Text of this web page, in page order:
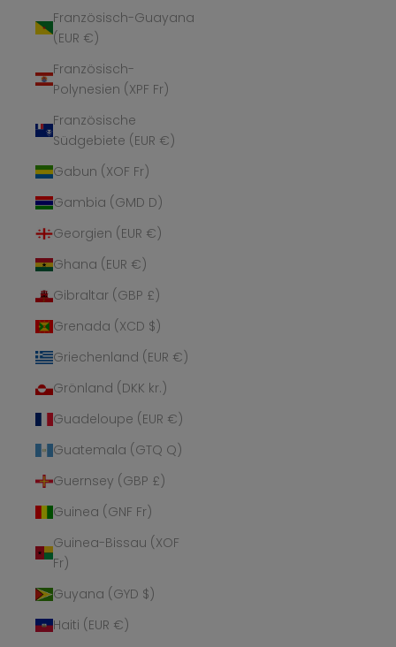
Französisch-Guayana
(EUR €)
Französisch-
Polynesien (XPF Fr)
Französische
Südgebiete (EUR €)
Gabun (XOF Fr)
Gambia (GMD D)
Georgien (EUR €)
Ghana (EUR €)
Gibraltar (GBP £)
Grenada (XCD $)
Griechenland (EUR €)
Grönland (DKK kr.)
Guadeloupe (EUR €)
Guatemala (GTQ Q)
Guernsey (GBP £)
Guinea (GNF Fr)
Guinea-Bissau (XOF
Fr)
Guyana (GYD $)
Haiti (EUR €)